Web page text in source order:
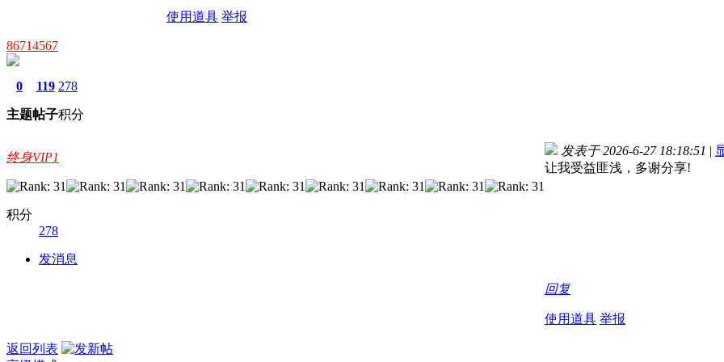
使用道具 举报
86714567
0
主题
119
帖子
278
积分
终身VIP1
积分
278
发消息
发表于 2026-6-27 18:18:51 |
让我受益匪浅，多谢分享!
回复
使用道具 举报
返回列表